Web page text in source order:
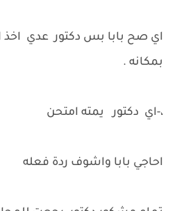
اي صح بابا بس دكتور عدي اخذ
بمكانه .
،-اي دكتور يمته امتحن
احاجي بابا واشوف ردة فعله